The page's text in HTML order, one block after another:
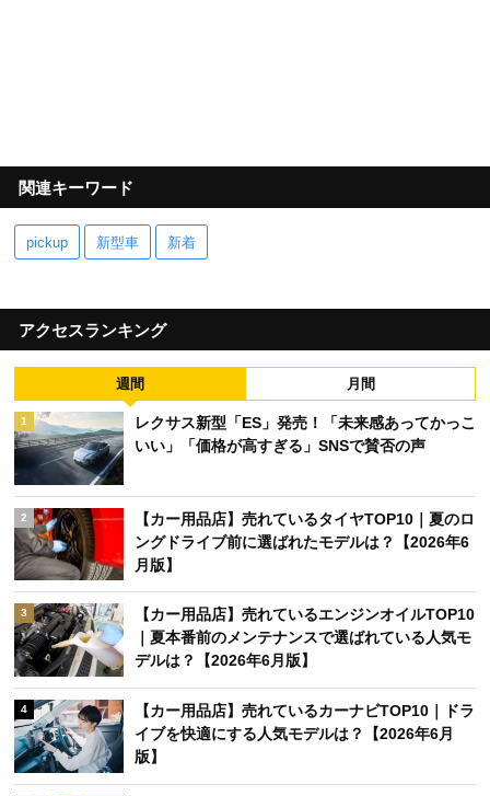
関連キーワード
pickup 新型車 新着
アクセスランキング
週間 月間
1
レクサス新型「ES」発売！「未来感あってかっこ
いい」「価格が高すぎる」SNSで賛否の声
2
【カー用品店】売れているタイヤTOP10｜夏のロ
ングドライブ前に選ばれたモデルは？【2026年6
月版】
3
【カー用品店】売れているエンジンオイルTOP10
｜夏本番前のメンテナンスで選ばれている人気モ
デルは？【2026年6月版】
4
【カー用品店】売れているカーナビTOP10｜ドラ
イブを快適にする人気モデルは？【2026年6月
版】